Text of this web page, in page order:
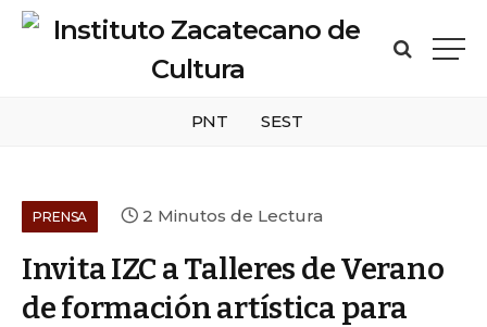
PNT SEST
PRENSA 2 Minutos de Lectura
Invita IZC a Talleres de Verano
de formación artística para